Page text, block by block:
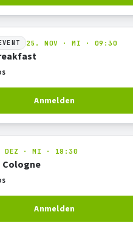
25. NOV · MI · 09:30
Anmelden
DEZ · MI · 18:30
Cologne
Anmelden